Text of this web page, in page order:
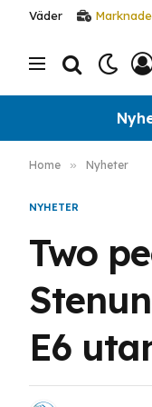
Väder
Home » Nyheter
NYHETER
Two
E6